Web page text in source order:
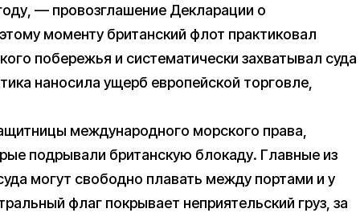
— провозглашение Декларации о
моменту британский флот практиковал
побережья и систематически захватывал суда
наносила ущерб европейской торговле,
международного морского права,
подрывали британскую блокаду. Главные из
могут свободно плавать между портами и у
флаг покрывает неприятельский груз, за